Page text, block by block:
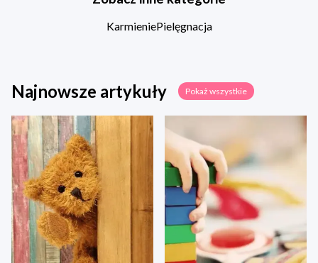
KarmieniePielęgnacja
Najnowsze artykuły Pokaż wszystkie